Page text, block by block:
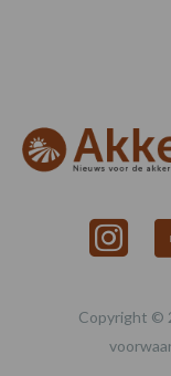
Copyright ©